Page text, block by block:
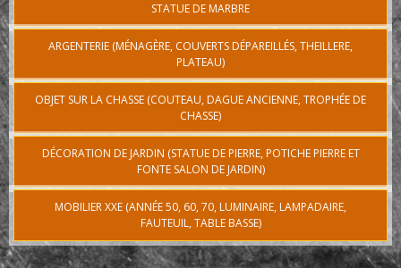
STATUE DE MARBRE
ARGENTERIE (MÉNAGÈRE, COUVERTS DÉPAREILLÉS, THEILLERE,
PLATEAU)
OBJET SUR LA CHASSE (COUTEAU, DAGUE ANCIENNE, TROPHÉE DE
CHASSE)
DÉCORATION DE JARDIN (STATUE DE PIERRE, POTICHE PIERRE ET
FONTE SALON DE JARDIN)
MOBILIER XXE (ANNÉE 50, 60, 70, LUMINAIRE, LAMPADAIRE,
FAUTEUIL, TABLE BASSE)